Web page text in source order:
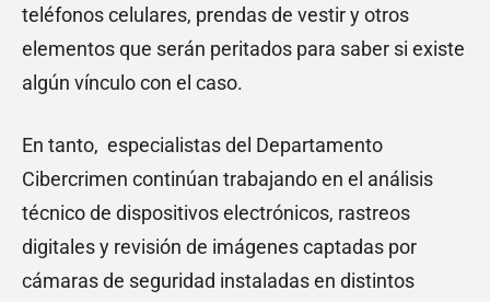
teléfonos celulares, prendas de vestir y otros
elementos que serán peritados para saber si existe
algún vínculo con el caso.
En tanto, especialistas del Departamento
Cibercrimen continúan trabajando en el análisis
técnico de dispositivos electrónicos, rastreos
digitales y revisión de imágenes captadas por
cámaras de seguridad instaladas en distintos